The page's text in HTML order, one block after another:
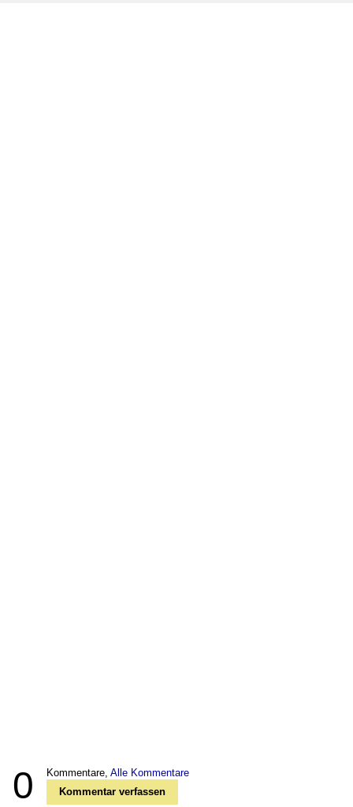
0 Kommentare, Alle Kommentare
Kommentar verfassen